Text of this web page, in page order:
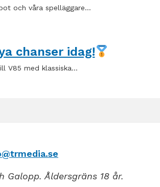
och våra spelläggare…
chanser idag!
V85 med klassiska…
Galopp. Åldersgräns 18 år.